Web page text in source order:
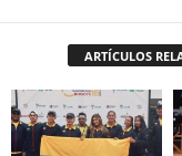
ARTÍCULOS